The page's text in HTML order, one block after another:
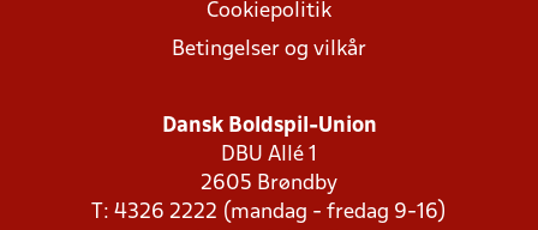
Cookiepolitik
Betingelser og vilkår
Dansk Boldspil-Union
DBU Allé 1
2605 Brøndby
T: 4326 2222 (mandag - fredag 9-16)